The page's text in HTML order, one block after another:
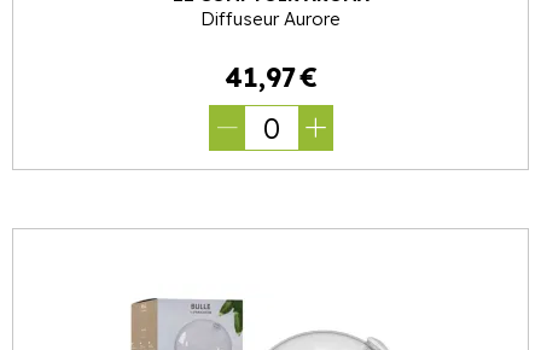
Diffuseur Aurore
41,97€
0